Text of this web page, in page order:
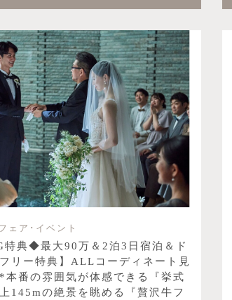
ェア･イベント
特典◆最大90万＆2泊3日宿泊＆ド
リー特典】ALLコーディネート見
本番の雰囲気が体感できる『挙式
145mの絶景を眺める『贅沢牛フ